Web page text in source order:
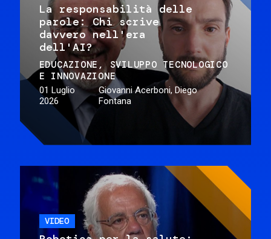
La responsabilità delle
parole: Chi scrive
davvero nell'era
dell'AI?
EDUCAZIONE
SVILUPPO TECNOLOGICO
E INNOVAZIONE
01 Luglio
2026
Giovanni Acerboni, Diego
Fontana
VIDEO